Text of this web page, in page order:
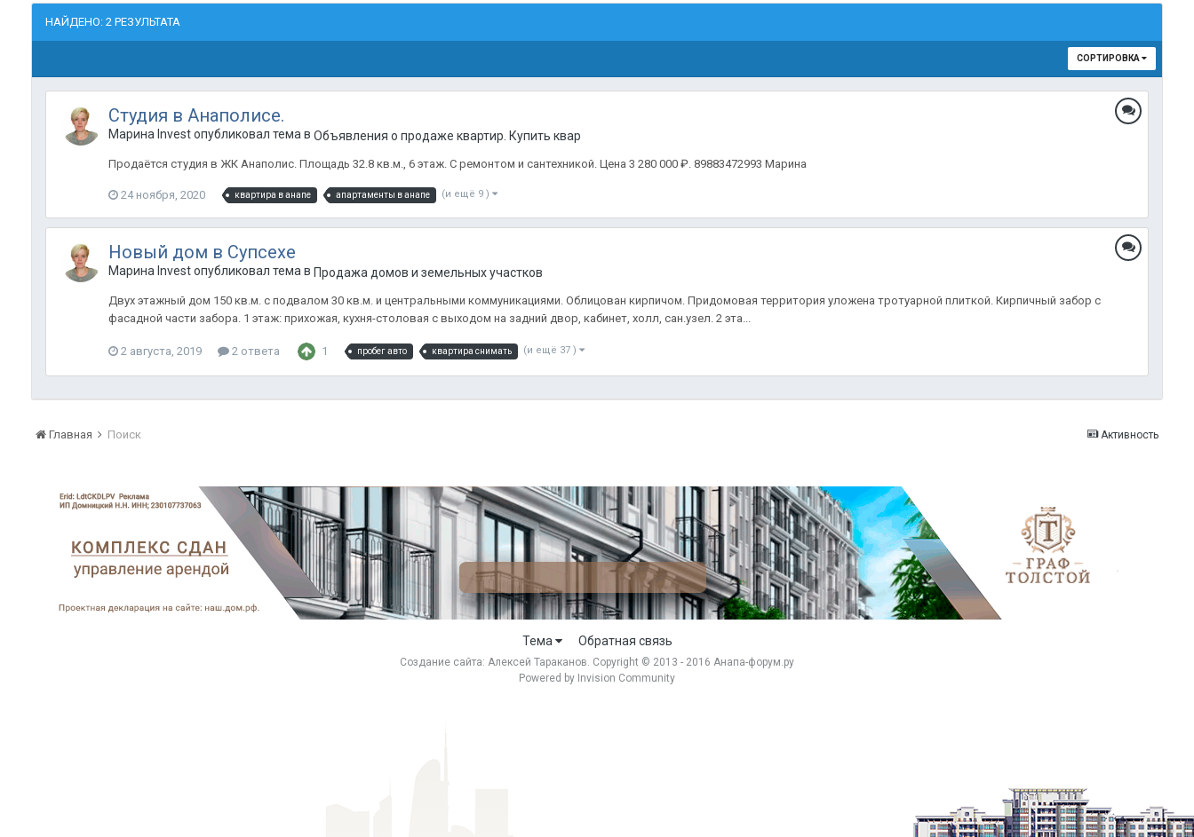
НАЙДЕНО: 2 РЕЗУЛЬТАТА
СОРТИРОВКА
Студия в Анаполисе.
Марина Invest опубликовал тема в Объявления о продаже квартир. Купить квартиру в Анапе.
Продаётся студия в ЖК Анаполис. Площадь 32.8 кв.м., 6 этаж. С ремонтом и сантехникой. Цена 3 280 000 ₽. 89883472993 Марина
24 ноября, 2020 квартира в анапе апартаменты в анапе (и ещё 9 )
Новый дом в Супсехе
Марина Invest опубликовал тема в Продажа домов и земельных участков
Двух этажный дом 150 кв.м. с подвалом 30 кв.м. и центральными коммуникациями. Облицован кирпичом. Придомовая территория уложена тротуарной плиткой. Кирпичный забор с
фасадной части забора. 1 этаж: прихожая, кухня-столовая с выходом на задний двор, кабинет, холл, сан.узел. 2 эта...
2 августа, 2019 2 ответа 1 пробег авто квартира снимать (и ещё 37 )
Активность
Главная Поиск
Тема Обратная связь
Создание сайта: Алексей Тараканов. Copyright © 2013 - 2016 Анапа-форум.ру
Powered by Invision Community